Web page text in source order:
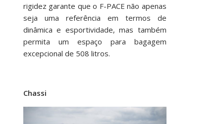
rigidez garante que o F-PACE não apenas
seja uma referência em termos de
dinâmica e esportividade, mas também
permita um espaço para bagagem
excepcional de 508 litros.
Chassi